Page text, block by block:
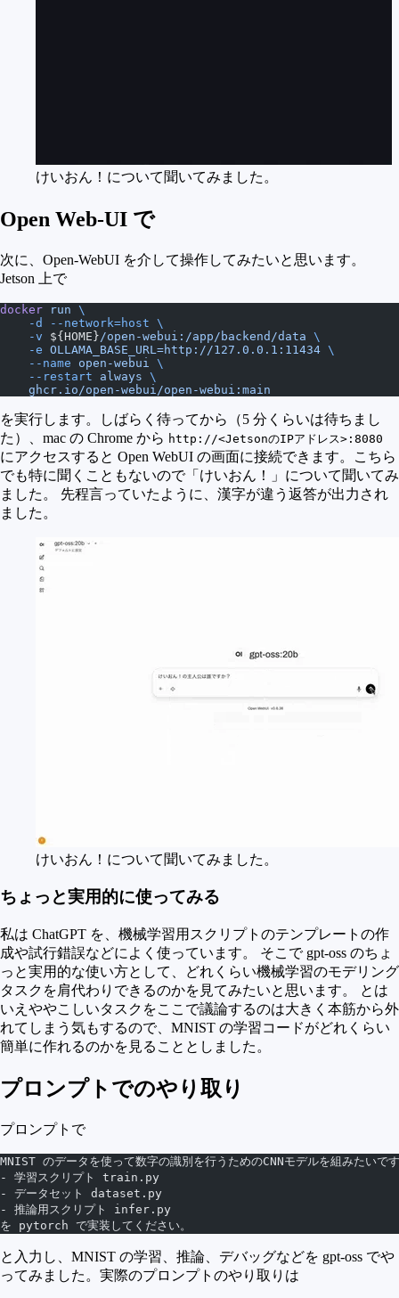
けいおん！について聞いてみました。
Open Web-UI で
次に、Open-WebUI を介して操作してみたいと思います。
Jetson 上で
docker run \
    -d
--network=host \
    -v
${HOME} /open-webui:/app/backend/data \
    -e
OLLAMA_BASE_URL=http://127.0.0.1:11434 \
    --name
open-webui
\
    --restart
always \
    ghcr.io/open-webui/open-webui:main
を実行します。しばらく待ってから（5 分くらいは待ちまし
た）、mac の Chrome から http://<JetsonのIPアドレス>:8080
にアクセスすると Open WebUI の画面に接続できます。こちら
でも特に聞くこともないので「けいおん！」について聞いてみ
ました。 先程言っていたように、漢字が違う返答が出力され
ました。
けいおん！について聞いてみました。
ちょっと実用的に使ってみる
私は ChatGPT を、機械学習用スクリプトのテンプレートの作
成や試行錯誤などによく使っています。 そこで gpt-oss のちょ
っと実用的な使い方として、どれくらい機械学習のモデリング
タスクを肩代わりできるのかを見てみたいと思います。 とは
いえややこしいタスクをここで議論するのは大きく本筋から外
れてしまう気もするので、MNIST の学習コードがどれくらい
簡単に作れるのかを見ることとしました。
プロンプトでのやり取り
プロンプトで
MNIST のデータを使って数字の識別を行うためのCNNモデルを組みたいで
- 学習スクリプト train.py
- データセット dataset.py
- 推論用スクリプト infer.py
を pytorch で実装してください。
と入力し、MNIST の学習、推論、デバッグなどを gpt-oss でや
ってみました。実際のプロンプトのやり取りは